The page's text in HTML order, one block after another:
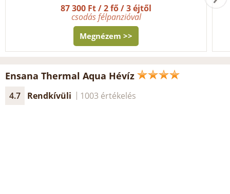
87 300 Ft / 2 fő / 3 éjtől
csodás félpanzióval
Megnézem >>
Ensana Thermal Aqua Hévíz
4.7 Rendkívüli 1003 értékelés